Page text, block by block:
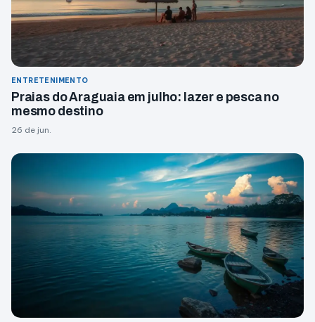
ENTRETENIMENTO
Praias do Araguaia em julho: lazer e pesca no
mesmo destino
26 de jun.